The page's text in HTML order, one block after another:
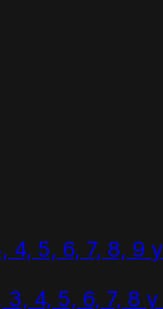
4, 5, 6, 7, 8, 9
3, 4, 5, 6, 7, 8 y